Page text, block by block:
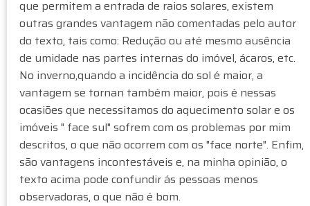
que permitem a entrada de raios solares, existem
outras grandes vantagem não comentadas pelo autor
do texto, tais como: Redução ou até mesmo ausência
de umidade nas partes internas do imóvel, ácaros, etc.
No inverno,quando a incidência do sol é maior, a
vantagem se tornan também maior, pois é nessas
ocasiões que necessitamos do aquecimento solar e os
imóveis " face sul" sofrem com os problemas por mim
descritos, o que não ocorrem com os "face norte". Enfim,
são vantagens incontestáveis e, na minha opinião, o
texto acima pode confundir ás pessoas menos
observadoras, o que não é bom.